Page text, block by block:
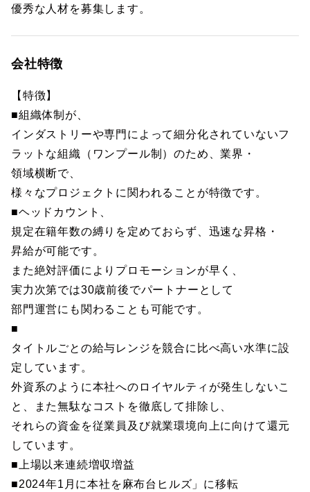
優秀な人材を募集します。
会社特徴
【特徴】
■組織体制が、
インダストリーや専門によって細分化されていないフ
ラットな組織（ワンプール制）のため、業界・
領域横断で、
様々なプロジェクトに関われることが特徴です。
■ヘッドカウント、
規定在籍年数の縛りを定めておらず、迅速な昇格・
昇給が可能です。
また絶対評価によりプロモーションが早く、
実力次第では30歳前後でパートナーとして
部門運営にも関わることも可能です。
■
タイトルごとの給与レンジを競合に比べ高い水準に設
定しています。
外資系のように本社へのロイヤルティが発生しないこ
と、また無駄なコストを徹底して排除し、
それらの資金を従業員及び就業環境向上に向けて還元
しています。
■上場以来連続増収増益
■2024年1月に本社を麻布台ヒルズ」に移転